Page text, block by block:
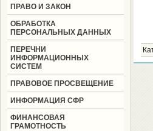
ПРАВО И ЗАКОН
ОБРАБОТКА
ПЕРСОНАЛЬНЫХ ДАННЫХ
ПЕРЕЧНИ
ИНФОРМАЦИОННЫХ
СИСТЕМ
ПРАВОВОЕ ПРОСВЕЩЕНИЕ
ИНФОРМАЦИЯ СФР
ФИНАНСОВАЯ
ГРАМОТНОСТЬ